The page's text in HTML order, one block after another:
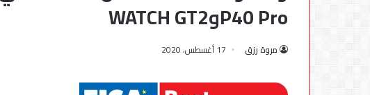
P40 ProوWATCH GT2
مروة رزق 17 أغسطس، 2020